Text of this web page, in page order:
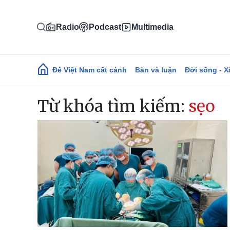
Radio Podcast Multimedia
Main navigation
Để Việt Nam cất cánh Bàn và luận Đời sống -
Từ khóa tìm kiếm: sẹo